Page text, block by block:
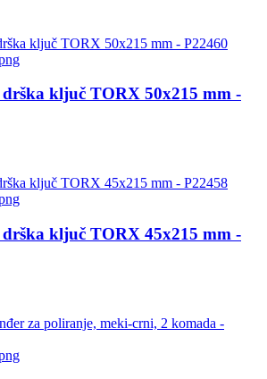
ključ TORX 50x215 mm -
ključ TORX 45x215 mm -